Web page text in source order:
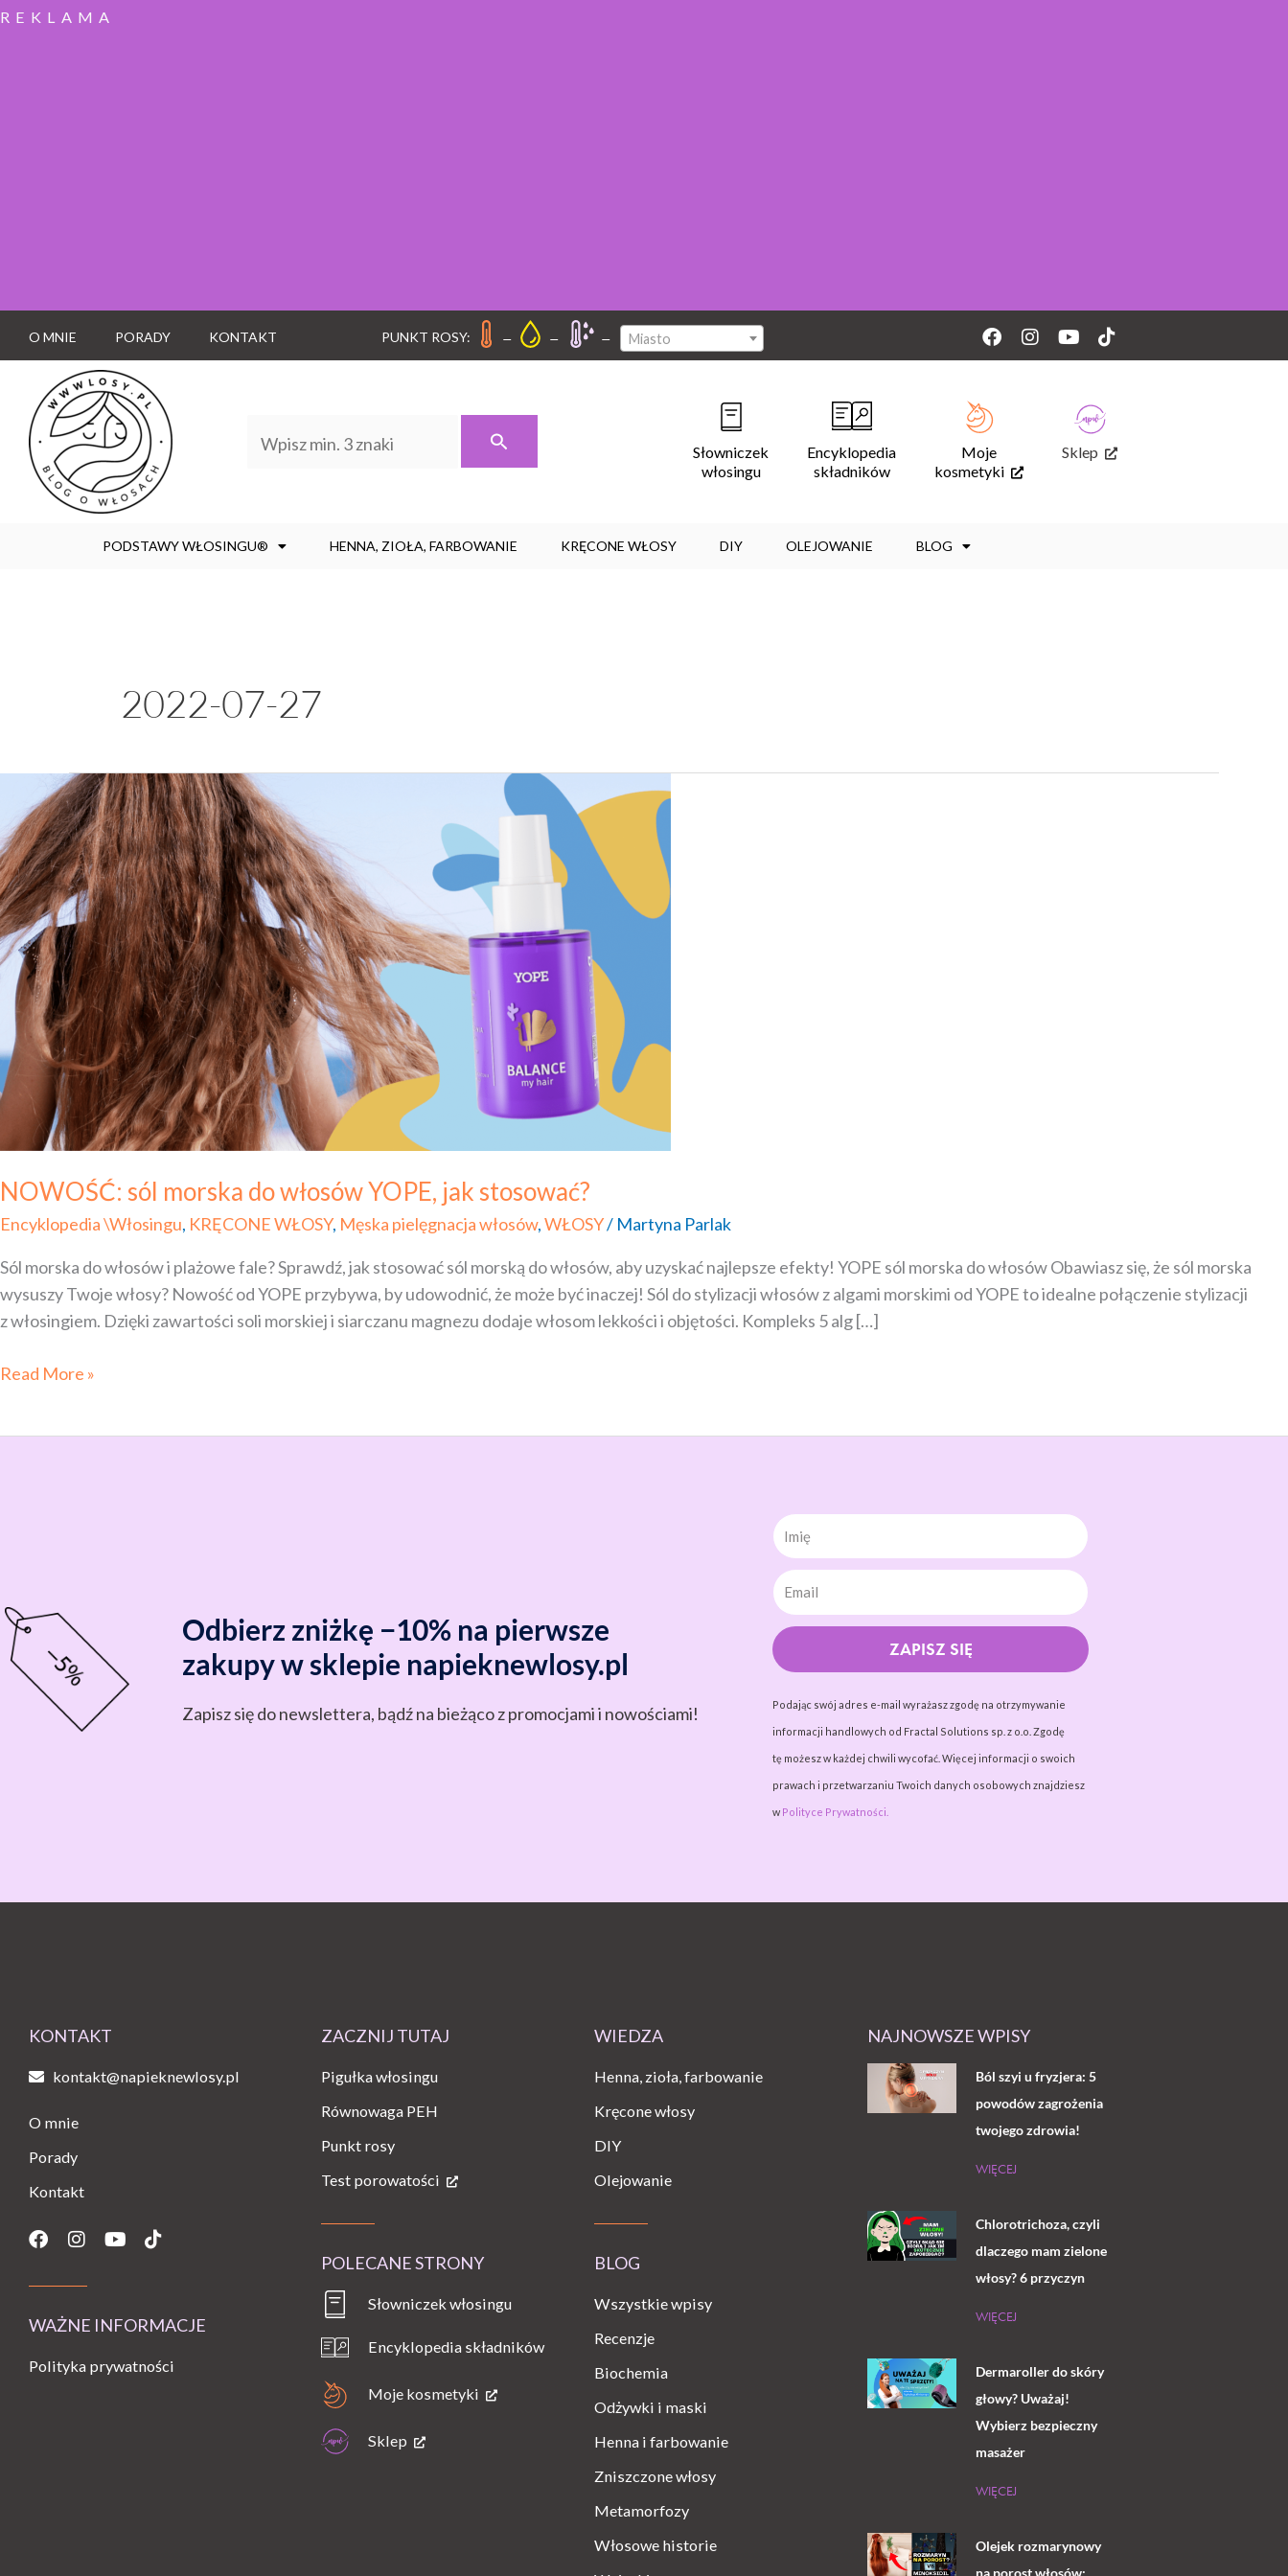
REKLAMA
O MNIE PORADY KONTAKT PUNKT ROSY: – – – Miasto Facebook
Instagram
YoutubeTiktok
Słowniczek
włosingu
Encyklopedia
składników
Moje
kosmetyki
Sklep
PODSTAWY WŁOSINGU® HENNA, ZIOŁA, FARBOWANIE KRĘCONE WŁOSY DIY OLEJOWANIE BLOG
2022-07-27
NOWOŚĆ: sól morska do włosów YOPE, jak stosować?
Encyklopedia \Włosingu, KRĘCONE WŁOSY, Męska pielęgnacja włosów,WŁOSY/ Martyna Parlak
Sól morska do włosów i plażowe fale? Sprawdź, jak stosować sól morską do włosów, aby uzyskać najlepsze efekty! YOPE sól morska do włosów Obawiasz się, że sól morska
wysuszy Twoje włosy? Nowość od YOPE przybywa, by udowodnić, że może być inaczej! Sól do stylizacji włosów z algami morskimi od YOPE to idealne połączenie stylizacji
z włosingiem. Dzięki zawartości soli morskiej i siarczanu magnezu dodaje włosom lekkości i objętości. Kompleks 5 alg […]
NOWOŚĆ:
morska
do włosów
YOPE,
jak
stosować?
Read More »
Odbierz zniżkę −10% na pierwsze
zakupy w sklepie napieknewlosy.pl
Zapisz się do newslettera, bądź na bieżąco z promocjami i nowościami!
Imię
ZAPISZ SIĘ
Podając swój adres e-mail wyrażasz zgodę na otrzymywanie
informacji handlowych od Fractal Solutions sp. z o.o. Zgodę
tę możesz w każdej chwili wycofać. Więcej informacji o swoich
prawach i przetwarzaniu Twoich danych osobowych znajdziesz
w Polityce Prywatności.
KONTAKT
kontakt@napieknewlosy.pl
O mnie
Porady
Kontakt
Facebook
Instagram
YoutubeTiktok
WAŻNE INFORMACJE
Polityka prywatności
ZACZNIJ TUTAJ
Pigułka włosingu
Równowaga PEH
Punkt rosy
Test porowatości
POLECANE STRONY
Słowniczek włosingu
Encyklopedia składników
Moje kosmetyki
Sklep
WIEDZA
Henna, zioła, farbowanie
Kręcone włosy
DIY
Olejowanie
BLOG
Wszystkie wpisy
Recenzje
Biochemia
Odżywki i maski
Henna i farbowanie
Zniszczone włosy
Metamorfozy
Włosowe historie
NAJNOWSZE WPISY
Ból szyi u fryzjera: 5
powodów zagrożenia
twojego zdrowia!
WIĘCEJ
Chlorotrichoza, czyli
dlaczego mam zielone
włosy? 6 przyczyn
WIĘCEJ
Dermaroller do skóry
głowy? Uważaj!
Wybierz bezpieczny
masażer
WIĘCEJ
Olejek rozmarynowy
na porost włosów: